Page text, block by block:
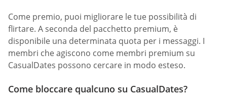
Come premio, puoi migliorare le tue possibilità di
flirtare. A seconda del pacchetto premium, è
disponibile una determinata quota per i messaggi. I
membri che agiscono come membri premium su
СasualDates possono cercare in modo esteso.
Come bloccare qualcuno su CasualDates?